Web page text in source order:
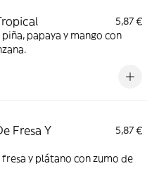
5,87 €
papaya y mango con
Fresa Y
5,87 €
y plátano con zumo de